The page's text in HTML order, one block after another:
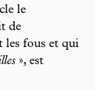
le
de
les fous et qui
», est